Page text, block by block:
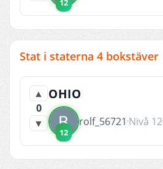
12
Stat i staterna 4 bokstäver
▲
0
▼
OHIO
12
rolf_56721 Nivå 12